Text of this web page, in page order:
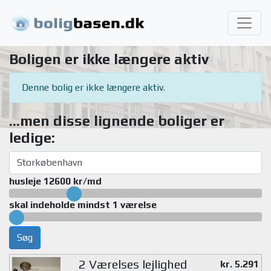
Boligen er ikke længere aktiv
Denne bolig er ikke længere aktiv.
...men disse lignende boliger er
ledige:
husleje 12600 kr/md
skal indeholde mindst 1 værelse
Søg
2 Værelses lejlighed kr. 5.291